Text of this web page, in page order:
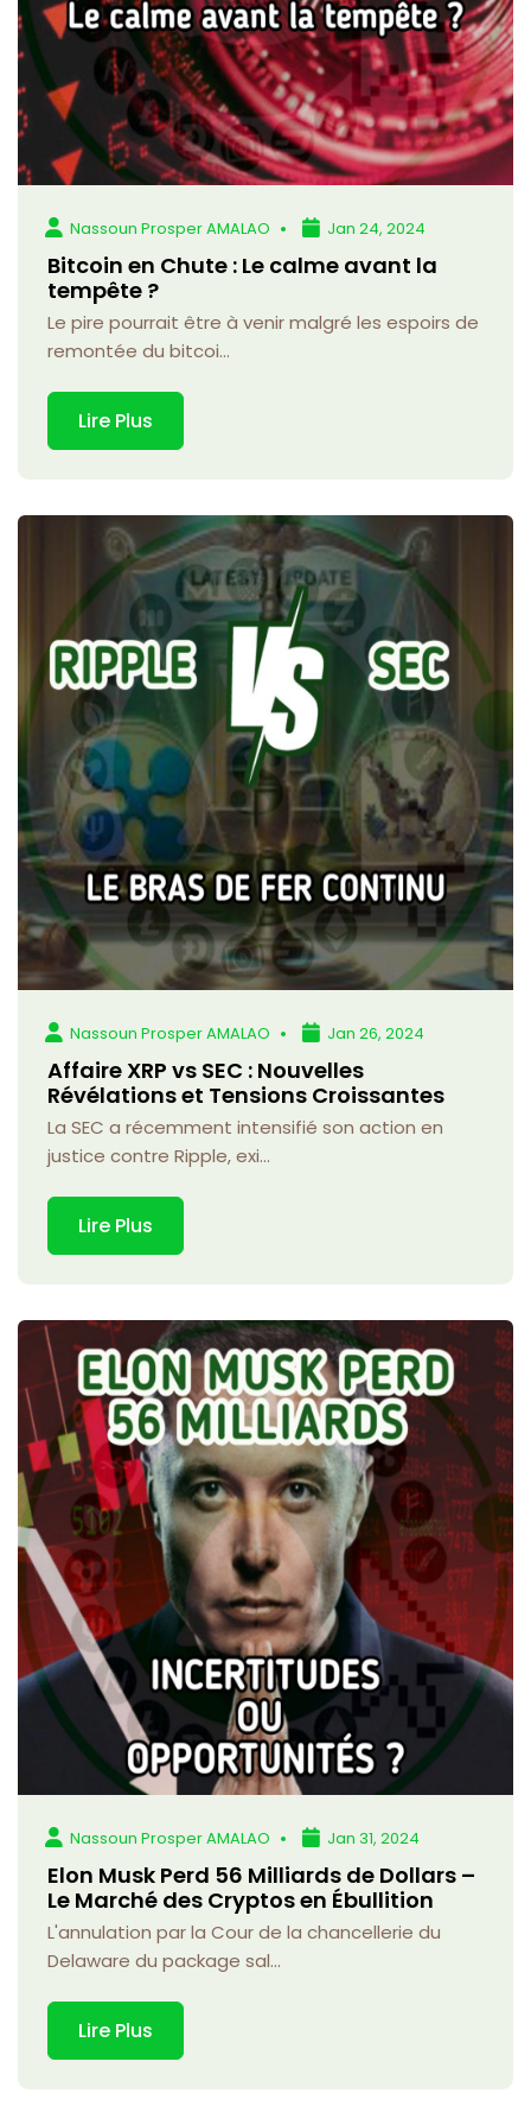
Nassoun Prosper AMALAO Jan 24, 2024
Bitcoin en Chute : Le calme avant la
tempête ?
Le pire pourrait être à venir malgré les espoirs de
remontée du bitcoi...
Lire Plus
Nassoun Prosper AMALAO Jan 26, 2024
Affaire XRP vs SEC : Nouvelles
Révélations et Tensions Croissantes
La SEC a récemment intensifié son action en
justice contre Ripple, exi...
Lire Plus
Nassoun Prosper AMALAO Jan 31, 2024
Elon Musk Perd 56 Milliards de Dollars –
Le Marché des Cryptos en Ébullition
L'annulation par la Cour de la chancellerie du
Delaware du package sal...
Lire Plus